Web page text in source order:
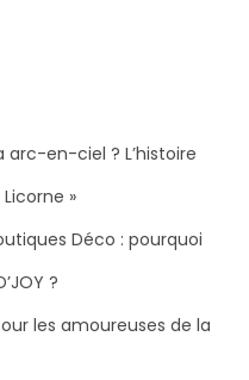
en-ciel ? L’histoire
»
Déco : pourquoi
?
les amoureuses de la